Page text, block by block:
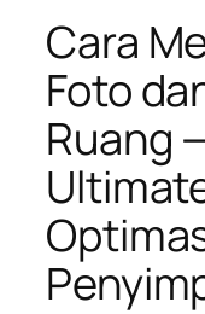
Cara
Foto
Ruang